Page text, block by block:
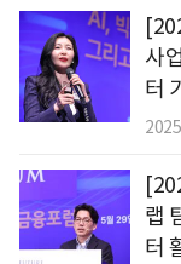
사
터
랩
터